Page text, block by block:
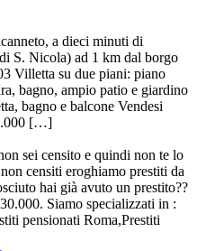
a dieci minuti di
S. Nicola) ad 1 km dal borgo
Villetta su due piani: piano
bagno, ampio patio e giardino
bagno e balcone Vendesi
[…]
sei censito e quindi non te lo
censiti eroghiamo prestiti da
hai già avuto un prestito??
Siamo specializzati in :
pensionati Roma,Prestiti